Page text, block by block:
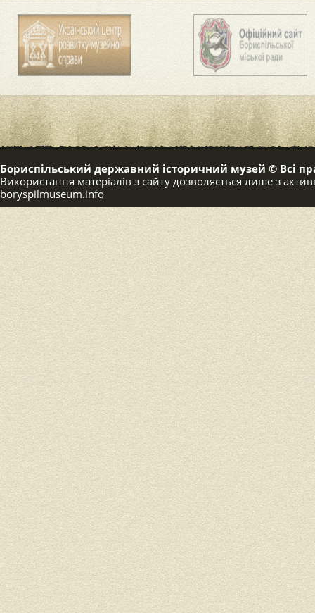
Бориспільський державний історичний музей © Всі
Використання матеріалів з сайту дозволяється лише з
boryspilmuseum.info